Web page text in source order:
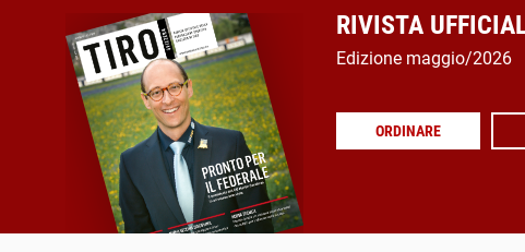
RIVISTA
Edizione maggio/2026
ORDINARE